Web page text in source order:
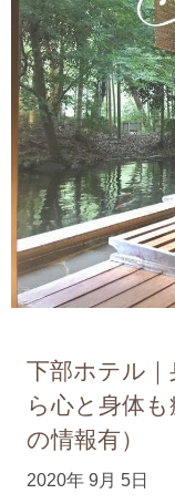
下部ホテル
ら心と身体
の情報有）
2020年 9月 5日